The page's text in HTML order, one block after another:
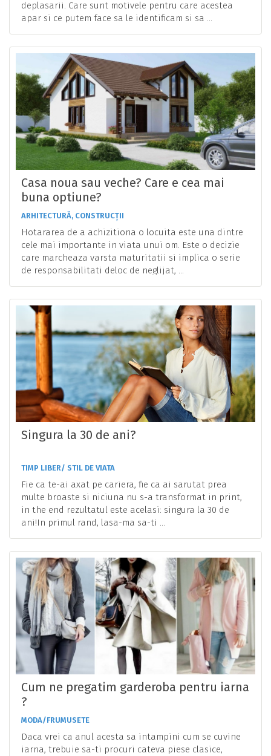
deplasarii. Care sunt motivele pentru care acestea
apar si ce putem face sa le identificam si sa ...
Casa noua sau veche? Care e cea mai
buna optiune?
ARHITECTURĂ, CONSTRUCȚII
Hotararea de a achizitiona o locuita este una dintre
cele mai importante in viata unui om. Este o decizie
care marcheaza varsta maturitatii si implica o serie
de responsabilitati deloc de neglijat, ...
Singura la 30 de ani?
TIMP LIBER/ STIL DE VIATA
Fie ca te-ai axat pe cariera, fie ca ai sarutat prea
multe broaste si niciuna nu s-a transformat in print,
in the end rezultatul este acelasi: singura la 30 de
ani!In primul rand, lasa-ma sa-ti ...
Cum ne pregatim garderoba pentru iarna
?
MODA/FRUMUSETE
Daca vrei ca anul acesta sa intampini cum se cuvine
iarna, trebuie sa-ti procuri cateva piese clasice,